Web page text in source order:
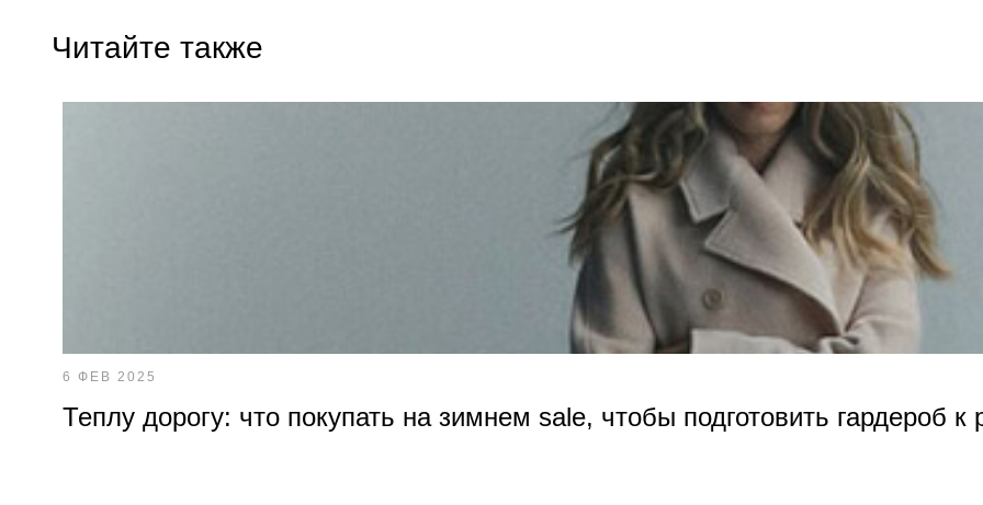
Читайте также
6 ФЕВ 2025
Теплу дорогу: что покупать на зимнем sale, чтобы подготовить гардероб к